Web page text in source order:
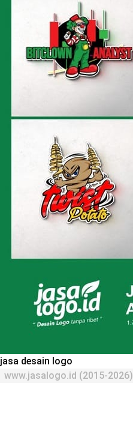
jasa desain logo
www.jasalogo.id (2015-2026)